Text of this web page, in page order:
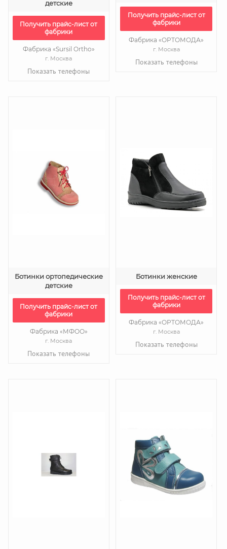
детские
Получить прайс-лист от
фабрики
Фабрика «Sursil Ortho»
г. Москва
Показать телефоны
Получить прайс-лист от
фабрики
Фабрика «ОРТОМОДА»
г. Москва
Показать телефоны
Ботинки ортопедические
детские
Получить прайс-лист от
фабрики
Фабрика «МФОО»
г. Москва
Показать телефоны
Ботинки женские
Получить прайс-лист от
фабрики
Фабрика «ОРТОМОДА»
г. Москва
Показать телефоны